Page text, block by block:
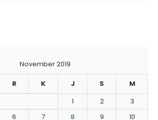
November 2019
R K J S
M
1
2
3
6 7 8 9 10